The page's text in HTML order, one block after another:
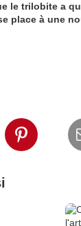
le trilobite a
place à une